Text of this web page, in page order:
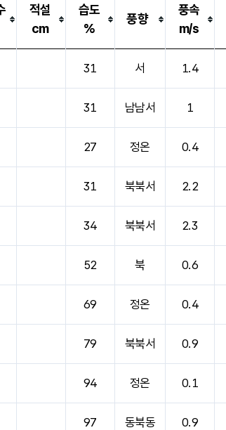
적설
cm
습도
%
풍향
풍속
m/s
31 서 1.4
31 남남서 1
27 정온 0.4
31 북북서 2.2
34 북북서 2.3
52 북 0.6
69 정온 0.4
79 북북서 0.9
94 정온 0.1
97 동북동 0.9